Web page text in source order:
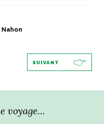
SUIVANT
voyage...